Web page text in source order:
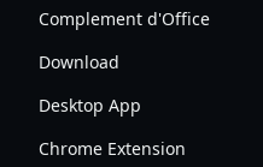
Complement d'Office
Download
Desktop App
Chrome Extension